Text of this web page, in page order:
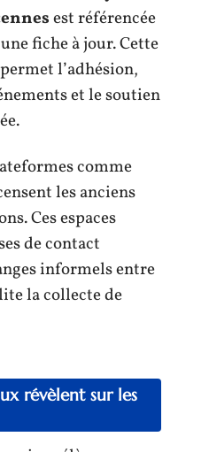
est référencée
fiche à jour. Cette
l’adhésion,
et le soutien
comme
les anciens
Ces espaces
de contact
informels entre
la collecte de
révèlent sur les